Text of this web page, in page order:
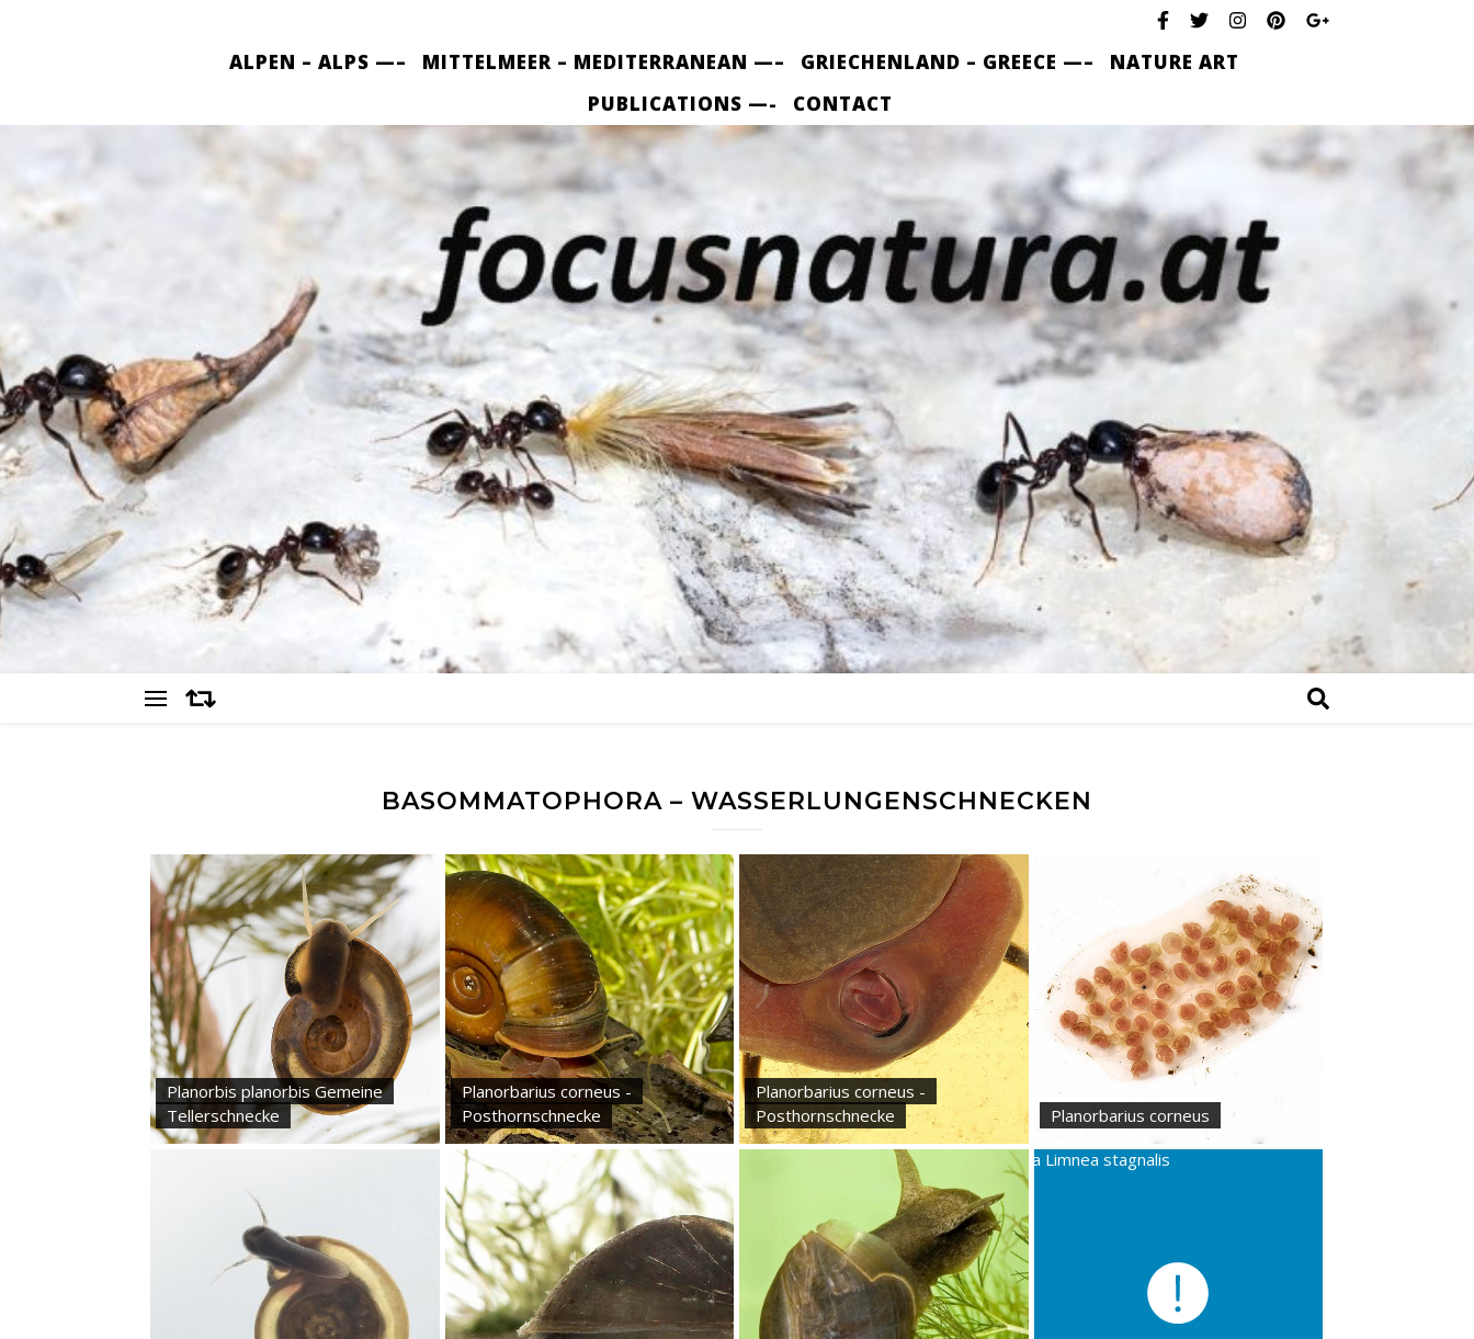
ALPEN – ALPS —– MITTELMEER – MEDITERRANEAN —– GRIECHENLAND – GREECE —–
NATURE ART
PUBLICATIONS —-
CONTACT
BASOMMATOPHORA – WASSERLUNGENSCHNECKEN
Planorbis planorbis Gemeine
Tellerschnecke
Planorbarius corneus -
Posthornschnecke
Planorbarius corneus -
Posthornschnecke
Planorbarius corneus